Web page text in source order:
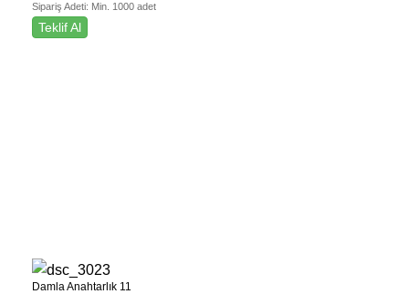
Sipariş Adeti: Min. 1000 adet
Teklif Al
Damla Anahtarlık 11